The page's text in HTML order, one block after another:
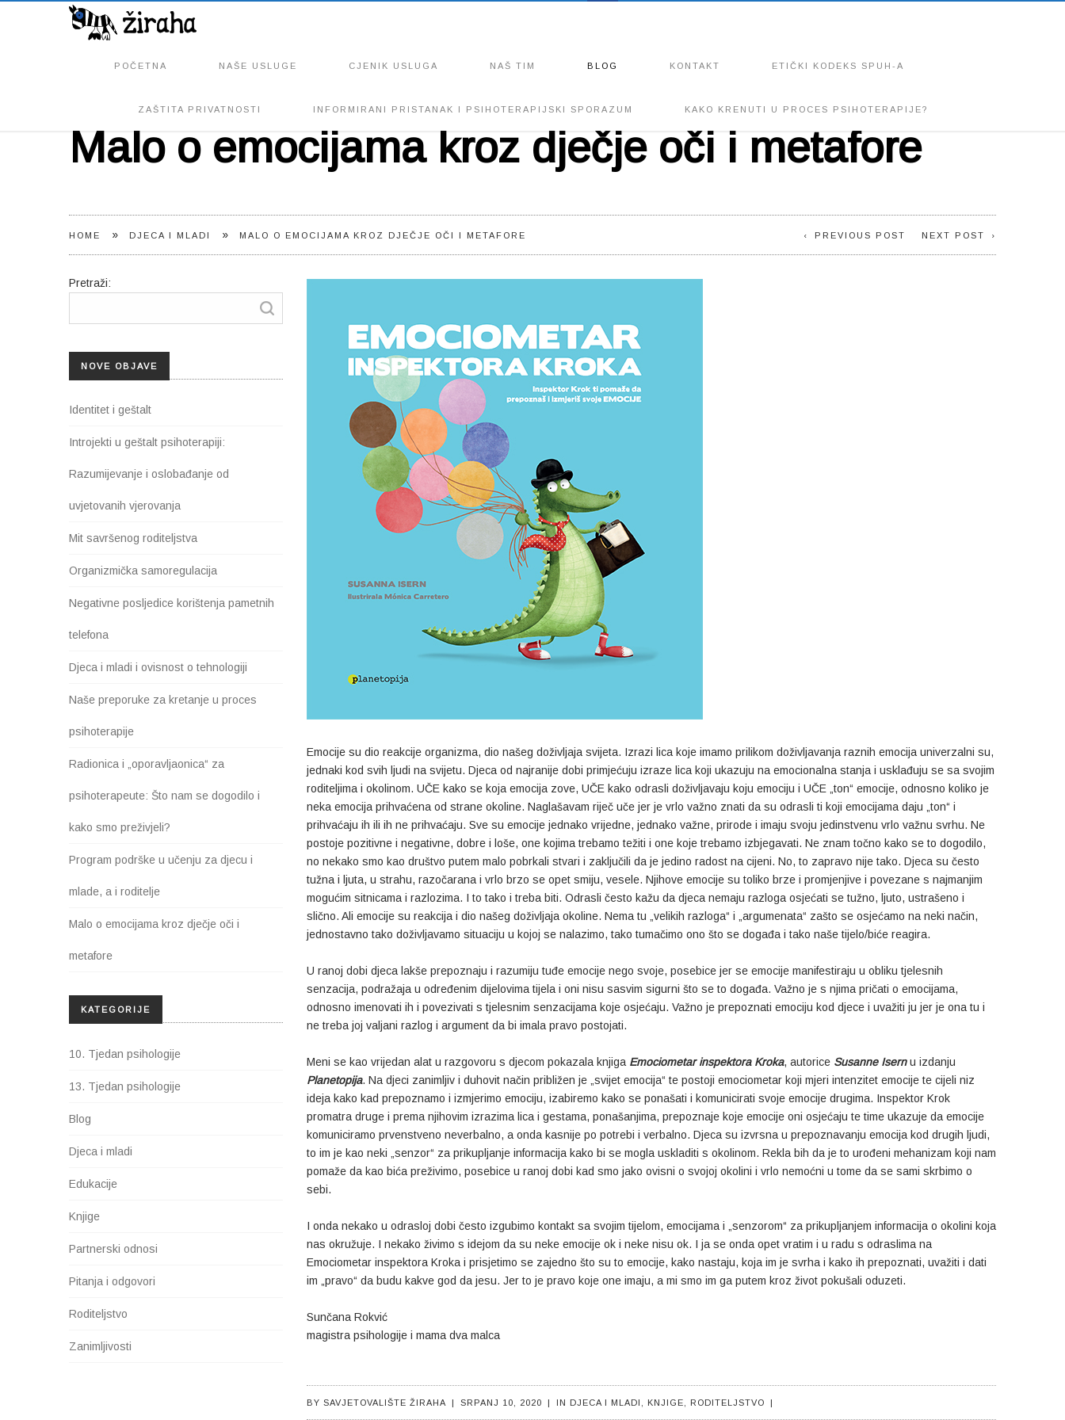
POČETNA NAŠE USLUGE CJENIK USLUGA NAŠ TIM BLOG KONTAKT ETIČKI KODEKS SPUH-A
ZAŠTITA PRIVATNOSTI INFORMIRANI PRISTANAK I PSIHOTERAPIJSKI SPORAZUM KAKO KRENUTI U PROCES PSIHOTERAPIJE?
Malo o emocijama kroz dječje oči i metafore
HOME » DJECA I MLADI » MALO O EMOCIJAMA KROZ DJEČJE OČI I METAFORE NEXT POST
PREVIOUS POST
Emocije su dio reakcije organizma, dio našeg doživljaja svijeta. Izrazi lica koje imamo prilikom doživljavanja raznih emocija univerzalni su,
jednaki kod svih ljudi na svijetu. Djeca od najranije dobi primjećuju izraze lica koji ukazuju na emocionalna stanja i usklađuju se sa svojim
roditeljima i okolinom. UČE kako se koja emocija zove, UČE kako odrasli doživljavaju koju emociju i UČE „ton“ emocije, odnosno koliko je
neka emocija prihvaćena od strane okoline. Naglašavam riječ uče jer je vrlo važno znati da su odrasli ti koji emocijama daju „ton“ i
prihvaćaju ih ili ih ne prihvaćaju. Sve su emocije jednako vrijedne, jednako važne, prirode i imaju svoju jedinstvenu vrlo važnu svrhu. Ne
postoje pozitivne i negativne, dobre i loše, one kojima trebamo težiti i one koje trebamo izbjegavati. Ne znam točno kako se to dogodilo,
no nekako smo kao društvo putem malo pobrkali stvari i zaključili da je jedino radost na cijeni. No, to zapravo nije tako. Djeca su često
tužna i ljuta, u strahu, razočarana i vrlo brzo se opet smiju, vesele. Njihove emocije su toliko brze i promjenjive i povezane s najmanjim
mogućim sitnicama i razlozima. I to tako i treba biti. Odrasli često kažu da djeca nemaju razloga osjećati se tužno, ljuto, ustrašeno i
slično. Ali emocije su reakcija i dio našeg doživljaja okoline. Nema tu „velikih razloga“ i „argumenata“ zašto se osjećamo na neki način,
jednostavno tako doživljavamo situaciju u kojoj se nalazimo, tako tumačimo ono što se događa i tako naše tijelo/biće reagira.
U ranoj dobi djeca lakše prepoznaju i razumiju tuđe emocije nego svoje, posebice jer se emocije manifestiraju u obliku tjelesnih
senzacija, podražaja u određenim dijelovima tijela i oni nisu sasvim sigurni što se to događa. Važno je s njima pričati o emocijama,
odnosno imenovati ih i povezivati s tjelesnim senzacijama koje osjećaju. Važno je prepoznati emociju kod djece i uvažiti ju jer je ona tu i
ne treba joj valjani razlog i argument da bi imala pravo postojati.
Meni se kao vrijedan alat u razgovoru s djecom pokazala knjiga Emociometar inspektora Kroka, autorice Susanne Isernu izdanju
Planetopija. Na djeci zanimljiv i duhovit način približen je „svijet emocija“ te postoji emociometar koji mjeri intenzitet emocije te cijeli niz
ideja kako kad prepoznamo i izmjerimo emociju, izabiremo kako se ponašati i komunicirati svoje emocije drugima. Inspektor Krok
promatra druge i prema njihovim izrazima lica i gestama, ponašanjima, prepoznaje koje emocije oni osjećaju te time ukazuje da emocije
komuniciramo prvenstveno neverbalno, a onda kasnije po potrebi i verbalno. Djeca su izvrsna u prepoznavanju emocija kod drugih ljudi,
to im je kao neki „senzor“ za prikupljanje informacija kako bi se mogla uskladiti s okolinom. Rekla bih da je to urođeni mehanizam koji nam
pomaže da kao bića preživimo, posebice u ranoj dobi kad smo jako ovisni o svojoj okolini i vrlo nemoćni u tome da se sami skrbimo o
sebi.
I onda nekako u odrasloj dobi često izgubimo kontakt sa svojim tijelom, emocijama i „senzorom“ za prikupljanjem informacija o okolini koja
nas okružuje. I nekako živimo s idejom da su neke emocije ok i neke nisu ok. I ja se onda opet vratim i u radu s odraslima na
Emociometar inspektora Kroka i prisjetimo se zajedno što su to emocije, kako nastaju, koja im je svrha i kako ih prepoznati, uvažiti i dati
im „pravo“ da budu kakve god da jesu. Jer to je pravo koje one imaju, a mi smo im ga putem kroz život pokušali oduzeti.
Sunčana Rokvić
magistra psihologije i mama dva malca
BY SAVJETOVALIŠTE ŽIRAHA SRPANJ 10, 2020 IN DJECA I MLADI KNJIGE RODITELJSTVO
Pretraži:
NOVE OBJAVE
Identitet i geštalt
Introjekti u geštalt psihoterapiji:
Razumijevanje i oslobađanje od
uvjetovanih vjerovanja
Mit savršenog roditeljstva
Organizmička samoregulacija
Negativne posljedice korištenja pametnih
telefona
Djeca i mladi i ovisnost o tehnologiji
Naše preporuke za kretanje u proces
psihoterapije
Radionica i „oporavljaonica“ za
psihoterapeute: Što nam se dogodilo i
kako smo preživjeli?
Program podrške u učenju za djecu i
mlade, a i roditelje
Malo o emocijama kroz dječje oči i
metafore
KATEGORIJE
10. Tjedan psihologije
13. Tjedan psihologije
Blog
Djeca i mladi
Edukacije
Knjige
Partnerski odnosi
Pitanja i odgovori
Roditeljstvo
Zanimljivosti